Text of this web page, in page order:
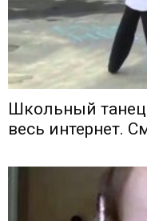
Школьный
весь интернет.